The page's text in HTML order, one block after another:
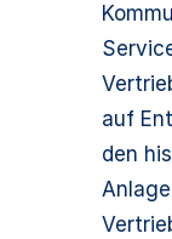
auf
den